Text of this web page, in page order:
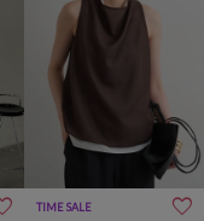
TIME SALE